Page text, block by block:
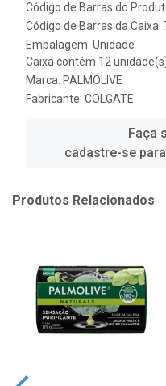
Código de Barras do
Código de Barras da
Embalagem: Unidade
Caixa contém 12
Marca: PALMOLIVE
Fabricante: COLGATE
Faça
cadastre-se
Produtos Relacionados